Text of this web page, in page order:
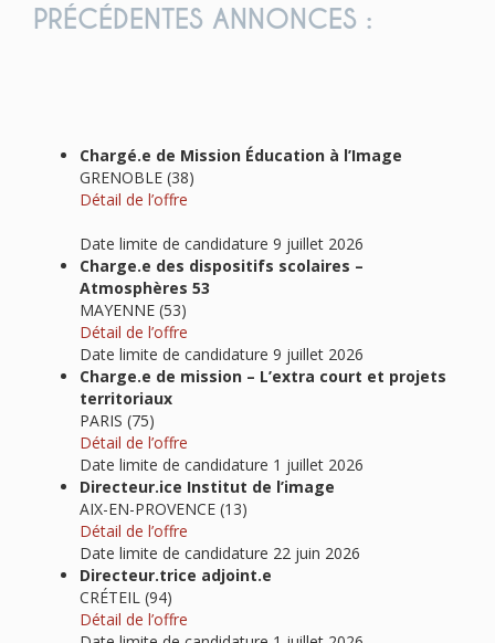
PRÉCÉDENTES ANNONCES :
Chargé.e de Mission Éducation à l’Image
GRENOBLE (38)
Détail de l’offre
Date limite de candidature 9 juillet 2026
Charge.e des dispositifs scolaires –
Atmosphères 53
MAYENNE (53)
Détail de l’offre
Date limite de candidature 9 juillet 2026
Charge.e de mission – L’extra court et projets
territoriaux
PARIS (75)
Détail de l’offre
Date limite de candidature 1 juillet 2026
Directeur.ice Institut de l’image
AIX-EN-PROVENCE (13)
Détail de l’offre
Date limite de candidature 22 juin 2026
Directeur.trice adjoint.e
CRÉTEIL (94)
Détail de l’offre